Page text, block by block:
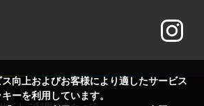
向上およびお客様により適したサービス
ーを利用しています。